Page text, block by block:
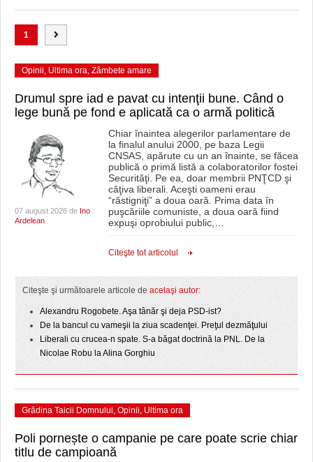
1
Opinii, Ultima ora, Zâmbete amare
Drumul spre iad e pavat cu intenţii bune. Când o
lege bună pe fond e aplicată ca o armă politică
07 august 2026 de Ino
Ardelean
Chiar înaintea alegerilor parlamentare de
la finalul anului 2000, pe baza Legii
CNSAS, apărute cu un an înainte, se făcea
publică o primă listă a colaboratorilor fostei
Securităţi. Pe ea, doar membrii PNŢCD şi
câţiva liberali. Aceşti oameni erau
“răstigniţi” a doua oară. Prima data în
puşcăriile comuniste, a doua oară fiind
expuşi oprobiului public,
Citeşte tot articolul
Citeşte şi următoarele articole de acelaşi autor:
Alexandru Rogobete. Aşa tânăr şi deja PSD-ist?
De la bancul cu vameşii la ziua scadenţei. Preţul dezmăţului
Liberali cu crucea-n spate. S-a băgat doctrină la PNL. De la
Nicolae Robu la Alina Gorghiu
Grădina Taicii Domnului, Opinii, Ultima ora
Poli pornește o campanie pe care poate scrie chiar
titlu de campioană